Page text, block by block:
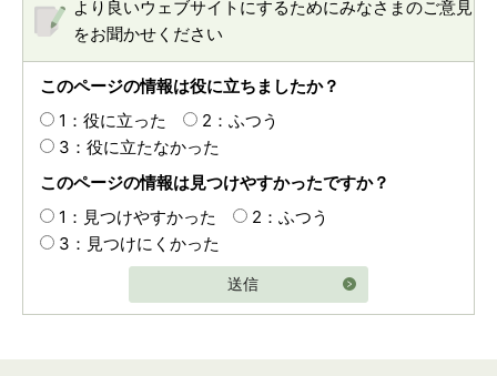
より良いウェブサイトにするためにみなさまのご意見
をお聞かせください
このページの情報は役に立ちましたか？
1：役に立った
2：ふつう
3：役に立たなかった
このページの情報は見つけやすかったですか？
1：見つけやすかった
2：ふつう
3：見つけにくかった
送信